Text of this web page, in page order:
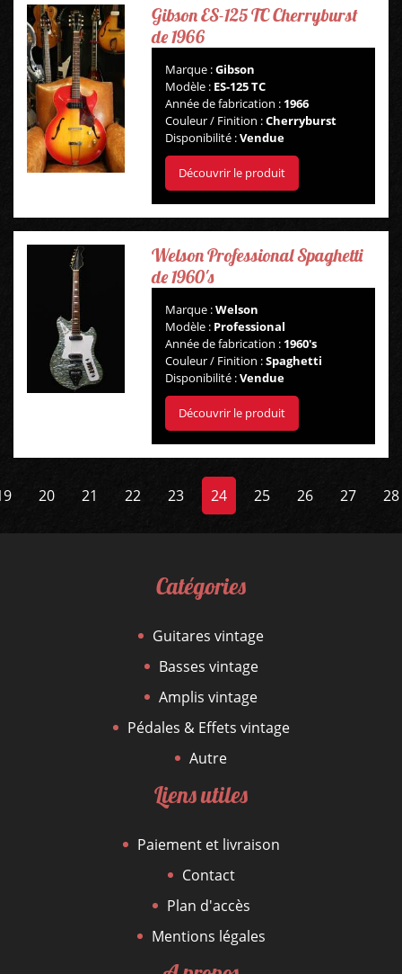
Gibson ES-125 TC Cherryburst
de 1966
Marque :Gibson
Modèle : ES-125 TC
Année de fabrication : 1966
Couleur / Finition :Cherryburst
Disponibilité :Vendue
Découvrir le produit
Welson Professional Spaghetti
de 1960's
Marque :Welson
Modèle : Professional
Année de fabrication : 1960's
Couleur / Finition :Spaghetti
Disponibilité :Vendue
Découvrir le produit
20 21 22 23 24 25 26 27 28
Catégories
Guitares vintage
Basses vintage
Amplis vintage
Pédales & Effets vintage
Autre
Liens utiles
Paiement et livraison
Contact
Plan d'accès
Mentions légales